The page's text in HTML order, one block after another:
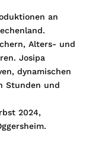
an
Alters- und
Josipa
dynamischen
Stunden und
2024,